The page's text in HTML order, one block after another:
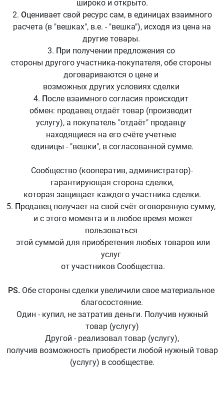
широко и открыто.
2. Оценивает свой ресурс сам, в единицах взаимного
расчета (в "вешках", в.е. - "вешка"), исходя из цена на
другие товары.
3. При получении предложения со
стороны другого участника-покупателя, обе стороны
договариваются о цене и
возможных других условиях сделки
4. После взаимного согласия происходит
обмен: продавец отдаёт товар (производит
услугу), а покупатель "отдаёт" продавцу
находящиеся на его счёте учетные
единицы - "вешки", в согласованной сумме.
Сообщество (кооператив, администратор)-
гарантирующая сторона сделки,
которая защищает каждого участника сделки.
5. Продавец получает на свой счёт оговоренную сумму,
и с этого момента и в любое время может
пользоваться
этой суммой для приобретения любых товаров или
услуг
от участников Сообщества.
PS. Обе стороны сделки увеличили свое материальное
благосостояние.
Один - купил, не затратив деньги. Получив нужный
товар (услугу)
Другой - реализовал товар (услугу),
получив возможность приобрести любой нужный товар
(услугу) в сообществе.